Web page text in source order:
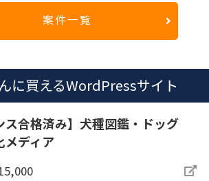
案件一覧
に買えるWordPressサイト
ス合格済み】犬種図鑑・ドッグ
メディア